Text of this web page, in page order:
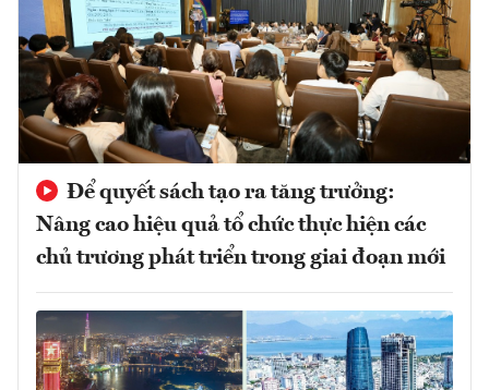
Để quyết sách tạo ra tăng trưởng:
Nâng cao hiệu quả tổ chức thực hiện các
chủ trương phát triển trong giai đoạn mới